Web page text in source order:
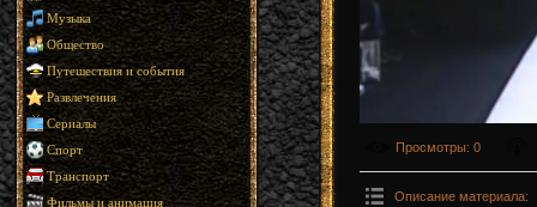
Музыка
Общество
Путешествия и события
Развлечения
Сериалы
Спорт
Транспорт
Фильмы и анимация
Просмотры: 0
Описание материала: